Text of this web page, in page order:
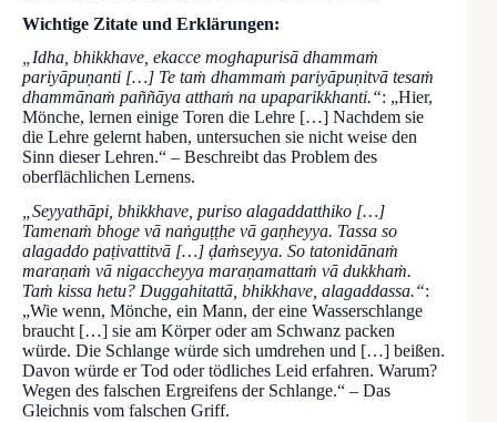
Wichtige Zitate und Erklärungen:
„Idha, bhikkhave, ekacce moghapurisā dhammaṁ
pariyāpuṇanti […] Te taṁ dhammaṁ pariyāpuṇitvā tesaṁ
dhammānaṁ paññāya atthaṁ na upaparikkhanti.“: „Hier,
Mönche, lernen einige Toren die Lehre […] Nachdem sie
die Lehre gelernt haben, untersuchen sie nicht weise den
Sinn dieser Lehren.“ – Beschreibt das Problem des
oberflächlichen Lernens.
„Seyyathāpi, bhikkhave, puriso alagaddatthiko […]
Tamenaṁ bhoge vā naṅguṭṭhe vā gaṇheyya. Tassa so
alagaddo paṭivattitvā […] ḍaṁseyya. So tatonidānaṁ
maraṇaṁ vā nigaccheyya maraṇamattaṁ vā dukkhaṁ.
Taṁ kissa hetu? Duggahitattā, bhikkhave, alagaddassa.“:
„Wie wenn, Mönche, ein Mann, der eine Wasserschlange
braucht […] sie am Körper oder am Schwanz packen
würde. Die Schlange würde sich umdrehen und […] beißen.
Davon würde er Tod oder tödliches Leid erfahren. Warum?
Wegen des falschen Ergreifens der Schlange.“ – Das
Gleichnis vom falschen Griff.